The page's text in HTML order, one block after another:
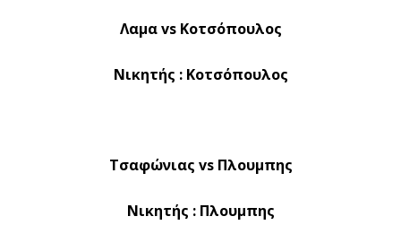
Λαμα vs Κοτσόπουλος
Νικητής : Κοτσόπουλος
Τσαφώνιας vs Πλουμπης
Νικητής : Πλουμπης